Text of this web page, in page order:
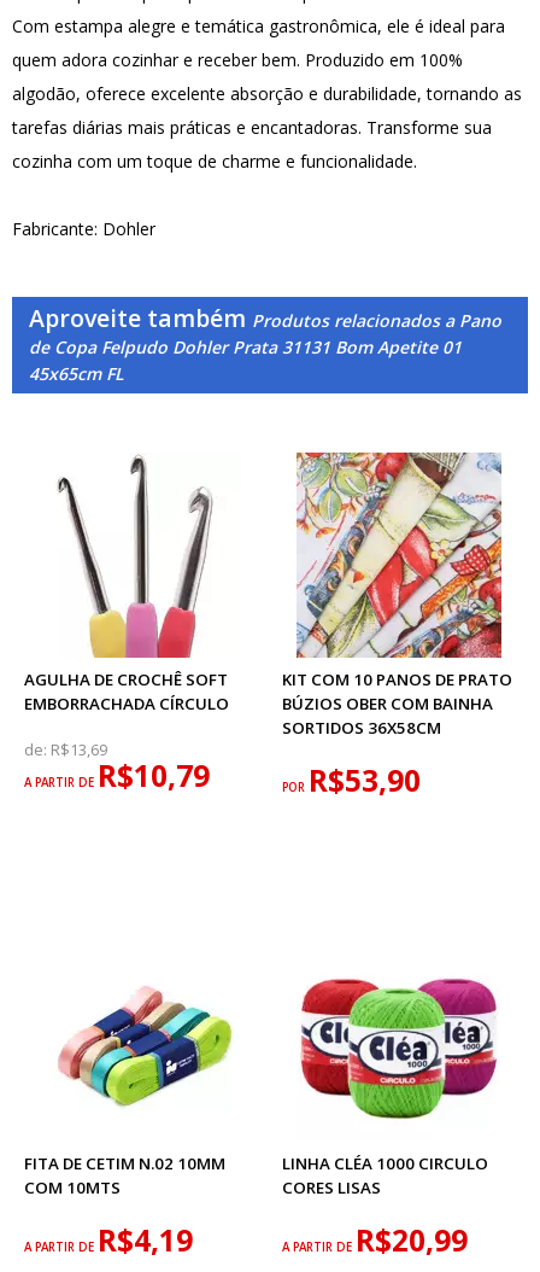
Com estampa alegre e temática gastronômica, ele é ideal para
quem adora cozinhar e receber bem. Produzido em 100%
algodão, oferece excelente absorção e durabilidade, tornando as
tarefas diárias mais práticas e encantadoras. Transforme sua
cozinha com um toque de charme e funcionalidade.
Fabricante: Dohler
Aproveite também Produtos relacionados a Pano
de Copa Felpudo Dohler Prata 31131 Bom Apetite 01
45x65cm FL
AGULHA DE CROCHÊ SOFT
EMBORRACHADA CÍRCULO
de: R$13,69
A PARTIR DE R$10,79
KIT COM 10 PANOS DE PRATO
BÚZIOS OBER COM BAINHA
SORTIDOS 36X58CM
POR R$53,90
FITA DE CETIM N.02 10MM
COM 10MTS
A PARTIR DE R$4,19
LINHA CLÉA 1000 CIRCULO
CORES LISAS
A PARTIR DE R$20,99